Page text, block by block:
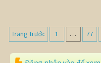
Trang trước 1 … 77